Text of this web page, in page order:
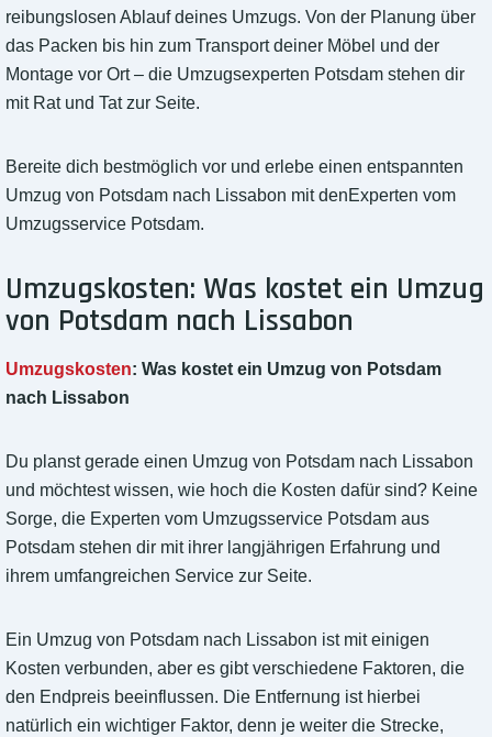
reibungslosen Ablauf deines Umzugs. Von der Planung über
das Packen bis hin zum Transport deiner Möbel und der
Montage vor Ort – die Umzugsexperten Potsdam stehen dir
mit Rat und Tat zur Seite.
Bereite dich bestmöglich vor und erlebe einen entspannten
Umzug von Potsdam nach Lissabon mit denExperten vom
Umzugsservice Potsdam.
Umzugskosten: Was kostet ein Umzug
von Potsdam nach Lissabon
Umzugskosten: Was kostet ein Umzug von Potsdam
nach Lissabon
Du planst gerade einen Umzug von Potsdam nach Lissabon
und möchtest wissen, wie hoch die Kosten dafür sind? Keine
Sorge, die Experten vom Umzugsservice Potsdam aus
Potsdam stehen dir mit ihrer langjährigen Erfahrung und
ihrem umfangreichen Service zur Seite.
Ein Umzug von Potsdam nach Lissabon ist mit einigen
Kosten verbunden, aber es gibt verschiedene Faktoren, die
den Endpreis beeinflussen. Die Entfernung ist hierbei
natürlich ein wichtiger Faktor, denn je weiter die Strecke,